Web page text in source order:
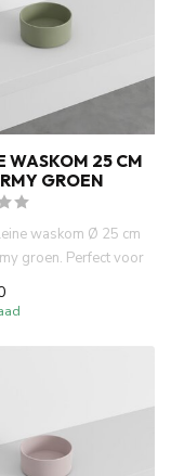
WASKOM 25 CM
GROEN
waskom Ø 25 cm
groen. Perfect voor
o...